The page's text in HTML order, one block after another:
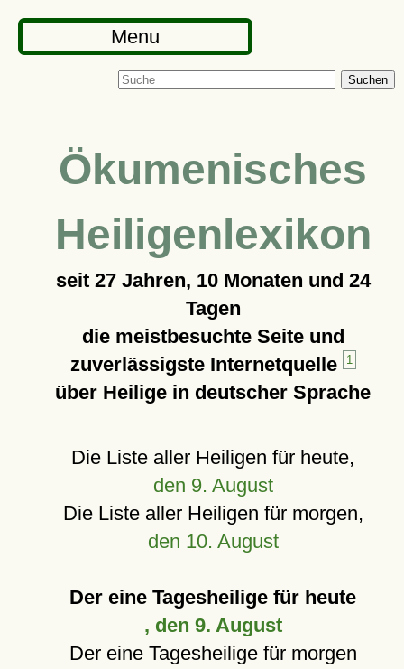
Menu
Suchen
Ökumenisches
Heiligenlexikon
seit 27 Jahren, 10 Monaten und 24
Tagen
die meistbesuchte Seite und
zuverlässigste Internetquelle
1
über Heilige in deutscher Sprache
Die Liste aller Heiligen für heute,
den 9. August
Die Liste aller Heiligen für morgen,
den 10. August
Der eine Tagesheilige für heute
, den 9. August
Der eine Tagesheilige für morgen